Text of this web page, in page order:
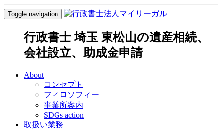
Toggle navigation
行政書士 埼玉 東松山の遺産相続、
会社設立、助成金申請
About
コンセプト
フィロソフィー
事業所案内
SDGs action
取扱い業務